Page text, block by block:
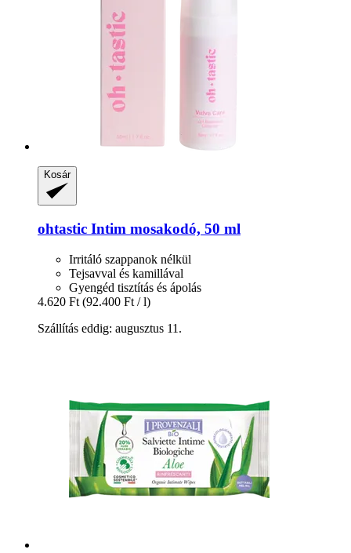
Kosár
ohtastic Intim mosakodó, 50 ml
Irritáló szappanok nélkül
Tejsavval és kamillával
Gyengéd tisztítás és ápolás
4.620 Ft (92.400 Ft / l)
Szállítás eddig: augusztus 11.